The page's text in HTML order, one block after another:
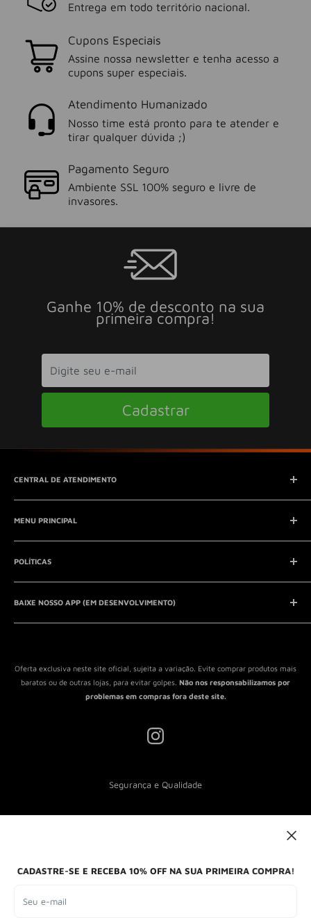
CADASTRE-SE E RECEBA 10% OFF NA SUA PRIMEIRA COMPRA!
Seu e-mail
Entrega em todo território nacional.
Cupons Especiais
Assine nossa newsletter e tenha acesso a
cupons super especiais.
Atendimento Humanizado
Nosso time está pronto para te atender e
tirar qualquer dúvida ;)
Pagamento Seguro
Ambiente SSL 100% seguro e livre de
invasores.
Ganhe 10% de desconto na sua
primeira compra!
Cadastrar
CENTRAL DE ATENDIMENTO
E-mail:
Telefone:41 8761-7286
MENU PRINCIPAL
Início
Catálogo
Entrar em contato
QUEM SOMOS?
POLÍTICAS
Aviso Legal
Política de Privacidade
Política de Reembolso
Termos de Serviço
BAIXE NOSSO APP (EM DESENVOLVIMENTO)
Oferta exclusiva neste site oficial, sujeita a variação. Evite comprar produtos mais
baratos ou de outras lojas, para evitar golpes. Não nos responsabilizamos por
problemas em compras fora deste site.
Segurança e Qualidade